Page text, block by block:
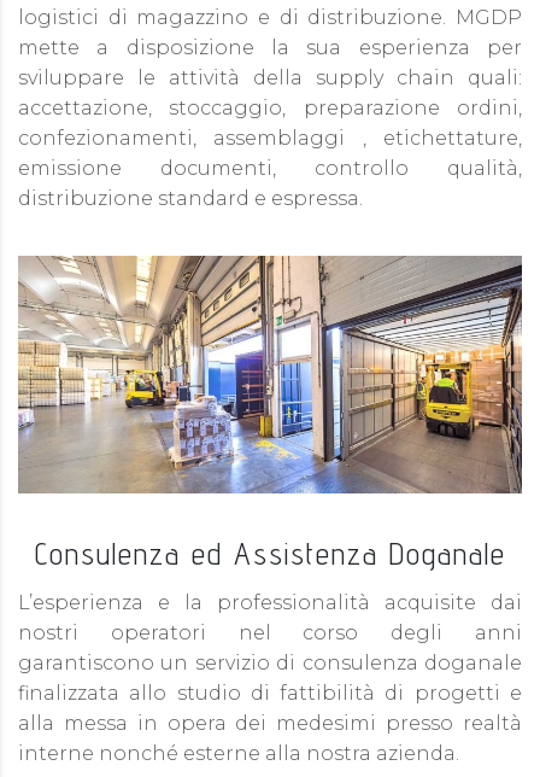
logistici di magazzino e di distribuzione. MGDP
mette a disposizione la sua esperienza per
sviluppare le attività della supply chain quali:
accettazione, stoccaggio, preparazione ordini,
confezionamenti, assemblaggi , etichettature,
emissione documenti, controllo qualità,
distribuzione standard e espressa.
Consulenza ed Assistenza Doganale
L’esperienza e la professionalità acquisite dai
nostri operatori nel corso degli anni
garantiscono un servizio di consulenza doganale
finalizzata allo studio di fattibilità di progetti e
alla messa in opera dei medesimi presso realtà
interne nonché esterne alla nostra azienda.